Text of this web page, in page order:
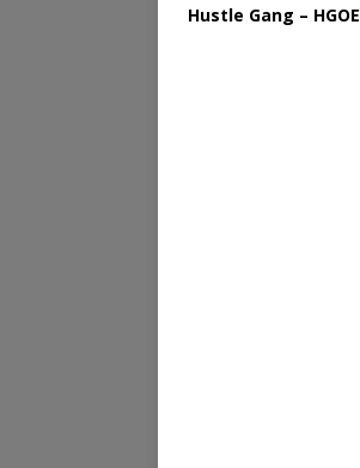
Hustle Gang – HGOE